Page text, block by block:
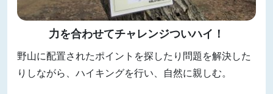
力を合わせてチャレンジついハイ！
野山に配置されたポイントを探したり問題を解決した
りしながら、ハイキングを行い、自然に親しむ。